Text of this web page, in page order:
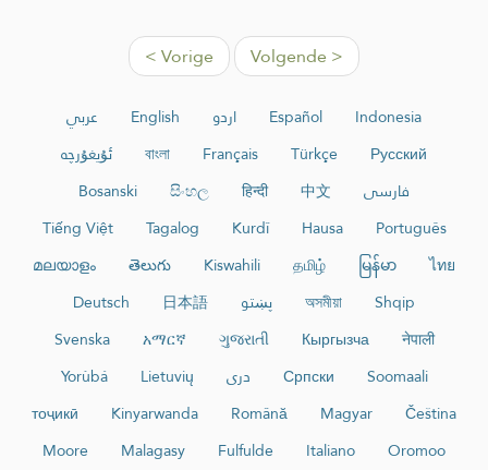
< Vorige Volgende >
عربي English اردو Español
Indonesia
ئۇيغۇرچە
বাংলা Français Türkçe
Русский
Bosanski
සිංහල हिन्दी 中文
فارسی
Tiếng Việt
Tagalog Kurdî Hausa
Português
മലയാളം
తెలుగు Kiswahili தமிழ் မြန်မာ
ไทย
Deutsch
日本語 پښتو অসমীয়া
Shqip
Svenska
አማርኛ ગુજરાતી Кыргызча
नेपाली
Yorùbá
Lietuvių دری Српски
Soomaali
тоҷикӣ
Kinyarwanda Română Magyar
Čeština
Moore
Malagasy Fulfulde Italiano
Oromoo